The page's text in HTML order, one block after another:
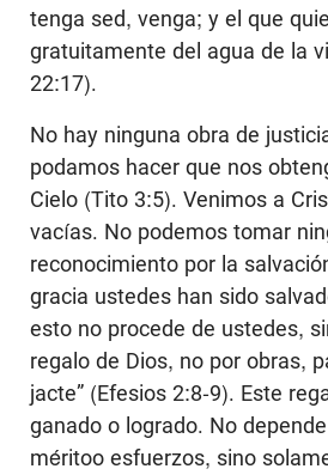
tenga sed, venga; y el que
gratuitamente del agua de la
22:17).
No hay ninguna obra de
podamos hacer que nos
Cielo (Tito 3:5). Venimos a
vacías. No podemos tomar
reconocimiento por la
gracia ustedes han sido
esto no procede de ustedes,
regalo de Dios, no por obras,
jacte” (Efesios 2:8-9). Este
ganado o logrado. No
méritoo esfuerzos, sino